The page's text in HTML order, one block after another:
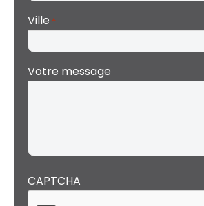
Ville *
Votre message
CAPTCHA